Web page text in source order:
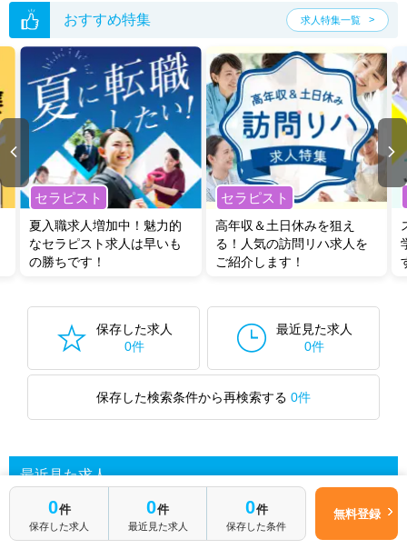
転職支援の他、情報収集や募集状況の確認も、お気軽にご相談くださ
い。
おすすめ特集 求人特集一覧
セラピスト
夏入職求人増加中！魅力的
なセラピスト求人は早いも
の勝ちです！
セラピスト
高年収＆土日休みを狙え
る！人気の訪問リハ求人を
ご紹介します！
保存した求人
0件
最近見た求人
0件
保存した検索条件から再検索する 0件
最近見た求人
あなたが最近見た求人を表示します
0件
保存した求人
0件
最近見た求人
0件
保存した条件
無料登録